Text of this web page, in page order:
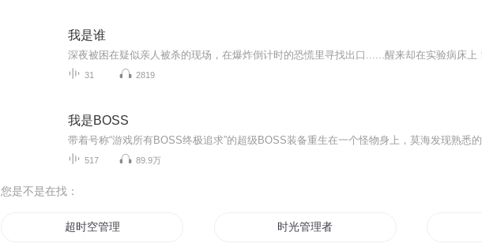
我是谁
深夜被困在疑似亲人被杀的现场，在爆炸倒计时的恐慌里寻找出口......醒来却在实验病床上！
31 2819
我是BOSS
517 89.9万
您是不是在找：
超时空管理者 时光管理者